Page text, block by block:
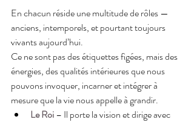
En chacun réside une multitude de rôles —
anciens, intemporels, et pourtant toujours
vivants aujourd’hui.
Ce ne sont pas des étiquettes figées, mais des
énergies, des qualités intérieures que nous
pouvons invoquer, incarner et intégrer à
mesure que la vie nous appelle à grandir.
Le Roi – Il porte la vision et dirige avec